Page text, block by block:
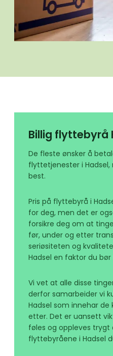
Billig flyttebyrå
De fleste ønsker å
flyttetjenester i Hadsel,
best.
Pris på flyttebyrå i
for deg, men det er
forsikre deg om at
før, under og etter
seriøsiteten og
Hadsel en faktor du
Vi vet at alle disse
derfor samarbeider vi
Hadsel som innehar
etter. Det er uansett
føles og oppleves trygt
flyttebyråene i Hadsel